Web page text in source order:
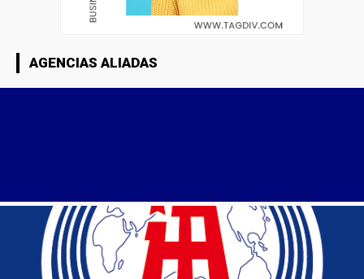
AGENCIAS ALIADAS